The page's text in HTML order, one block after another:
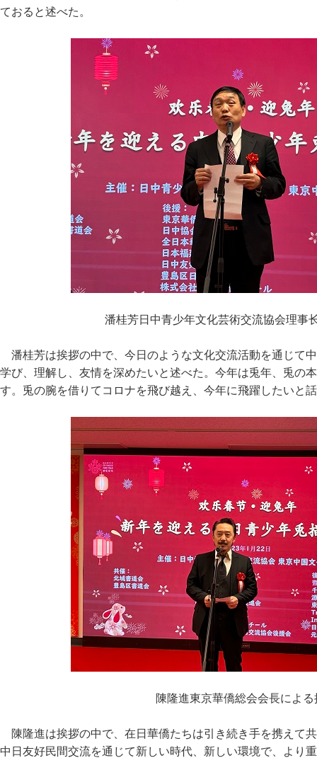
ておると述べた。
潘桂芳日中青少年文化芸術交流協会理事
潘桂芳は挨拶の中で、今日のような文化交流活動を通じて
学び、理解し、友情を深めたいと述べた。今年は兎年、兎の
す。兎の腕を借りてコロナを飛び越え、今年に飛躍したいと
陳隆進東京華僑総会会長による
陳隆進は挨拶の中で、在日華僑たちは引き続き手を携えて
中日友好民間交流を通じて新しい時代、新しい環境で、より